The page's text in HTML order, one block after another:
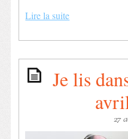
Lire la suite
Je lis
27